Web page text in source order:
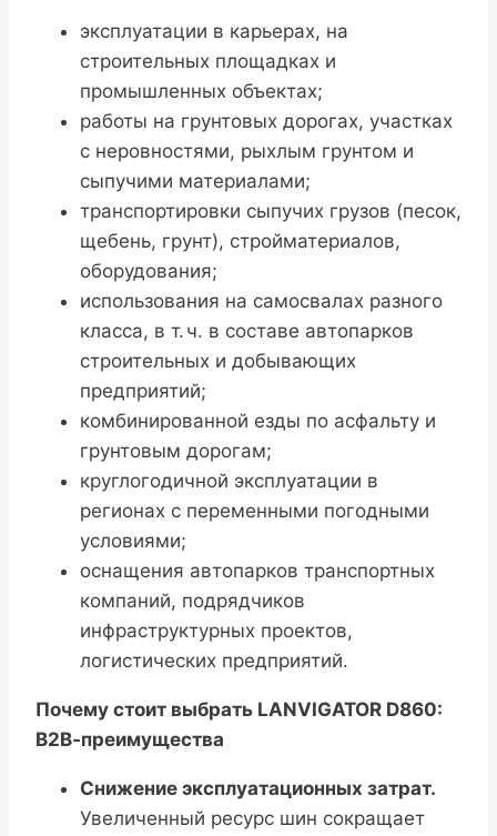
эксплуатации в карьерах, на
строительных площадках и
промышленных объектах;
работы на грунтовых дорогах, участках
с неровностями, рыхлым грунтом и
сыпучими материалами;
транспортировки сыпучих грузов (песок,
щебень, грунт), стройматериалов,
оборудования;
использования на самосвалах разного
класса, в т. ч. в составе автопарков
строительных и добывающих
предприятий;
комбинированной езды по асфальту и
грунтовым дорогам;
круглогодичной эксплуатации в
регионах с переменными погодными
условиями;
оснащения автопарков транспортных
компаний, подрядчиков
инфраструктурных проектов,
логистических предприятий.
Почему стоит выбрать LANVIGATOR D860:
B2B‑преимущества
Снижение эксплуатационных затрат.
Увеличенный ресурс шин сокращает